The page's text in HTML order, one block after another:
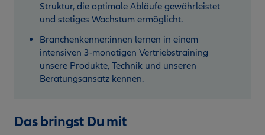
Struktur, die optimale Abläufe gewährleistet
und stetiges Wachstum ermöglicht.
Branchenkenner:innen lernen in einem
intensiven 3-monatigen Vertriebstraining
unsere Produkte, Technik und unseren
Beratungsansatz kennen.
Das bringst Du mit